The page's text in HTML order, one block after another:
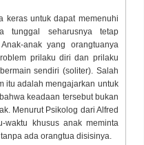
keras untuk dapat memenuhi
tunggal seharusnya tetap
anak yang orangtuanya
prilaku diri dan prilaku
sendiri (soliter). Salah
itu adalah mengajarkan untuk
keadaan tersebut bukan
Menurut Psikolog dari Alfred
waktu khusus anak meminta
ada orangtua disisinya.